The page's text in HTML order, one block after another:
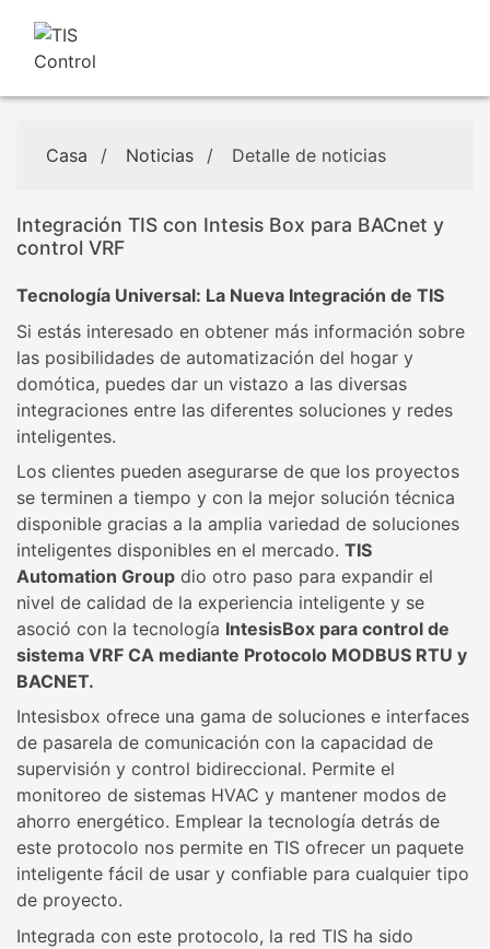
Casa / Noticias / Detalle de noticias
Integración TIS con Intesis Box para BACnet y
control VRF
Tecnología Universal: La Nueva Integración de TIS
Si estás interesado en obtener más información sobre
las posibilidades de automatización del hogar y
domótica, puedes dar un vistazo a las diversas
integraciones entre las diferentes soluciones y redes
inteligentes.
Los clientes pueden asegurarse de que los proyectos
se terminen a tiempo y con la mejor solución técnica
disponible gracias a la amplia variedad de soluciones
inteligentes disponibles en el mercado. TIS
Automation Group dio otro paso para expandir el
nivel de calidad de la experiencia inteligente y se
asoció con la tecnología IntesisBox para control de
sistema VRF CA mediante Protocolo MODBUS RTU y
BACNET.
Intesisbox ofrece una gama de soluciones e interfaces
de pasarela de comunicación con la capacidad de
supervisión y control bidireccional. Permite el
monitoreo de sistemas HVAC y mantener modos de
ahorro energético. Emplear la tecnología detrás de
este protocolo nos permite en TIS ofrecer un paquete
inteligente fácil de usar y confiable para cualquier tipo
de proyecto.
Integrada con este protocolo, la red TIS ha sido